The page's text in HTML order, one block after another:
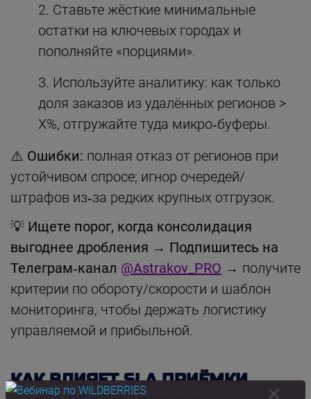
Ставьте жёсткие минимальные
остатки на ключевых городах и
пополняйте «порциями».
Используйте аналитику: как только
доля заказов из удалённых регионов >
X%, отгружайте туда микро‑буферы.
⚠️ Ошибки: полная отказ от регионов при
устойчивом спросе; игнор очередей/
штрафов из‑за редких крупных отгрузок.
💡 Ищете порог, когда консолидация
выгоднее дробления → Подпишитесь на
Телеграм‑канал @Astrakov_PRO → получите
критерии по обороту/скорости и шаблон
мониторинга, чтобы держать логистику
управляемой и прибыльной.
КАК ВЛИЯЕТ SLA ПРИЁМКИ